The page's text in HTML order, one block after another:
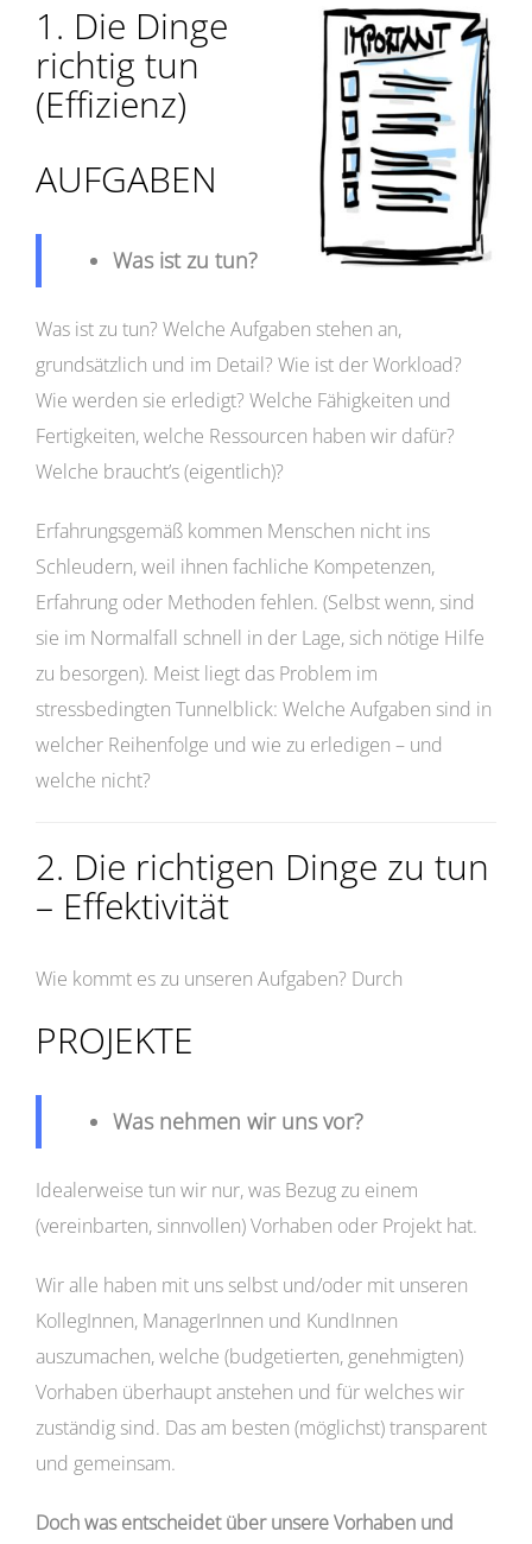
1. Die Dinge
richtig tun
(Effizienz)
AUFGABEN
Was ist zu tun?
Was ist zu tun? Welche Aufgaben stehen an,
grundsätzlich und im Detail? Wie ist der Workload?
Wie werden sie erledigt? Welche Fähigkeiten und
Fertigkeiten, welche Ressourcen haben wir dafür?
Welche braucht’s (eigentlich)?
Erfahrungsgemäß kommen Menschen nicht ins
Schleudern, weil ihnen fachliche Kompetenzen,
Erfahrung oder Methoden fehlen. (Selbst wenn, sind
sie im Normalfall schnell in der Lage, sich nötige Hilfe
zu besorgen). Meist liegt das Problem im
stressbedingten Tunnelblick: Welche Aufgaben sind in
welcher Reihenfolge und wie zu erledigen – und
welche nicht?
2. Die richtigen Dinge zu tun
– Effektivität
Wie kommt es zu unseren Aufgaben? Durch
PROJEKTE
Was nehmen wir uns vor?
Idealerweise tun wir nur, was Bezug zu einem
(vereinbarten, sinnvollen) Vorhaben oder Projekt hat.
Wir alle haben mit uns selbst und/oder mit unseren
KollegInnen, ManagerInnen und KundInnen
auszumachen, welche (budgetierten, genehmigten)
Vorhaben überhaupt anstehen und für welches wir
zuständig sind. Das am besten (möglichst) transparent
und gemeinsam.
Doch was entscheidet über unsere Vorhaben und